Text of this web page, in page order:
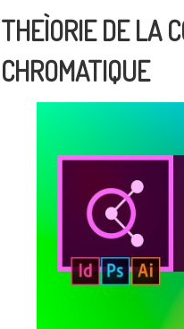
THEÌORIE DE LA
CHROMATIQUE